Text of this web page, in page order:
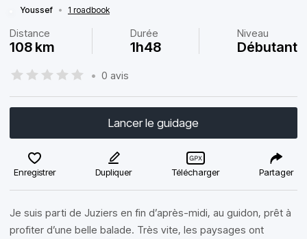
Youssef • 1 roadbook
Distance
108 km
Durée
1h48
Niveau
Débutant
• 0 avis
Lancer le guidage
Enregistrer Dupliquer Télécharger Partager
Je suis parti de Juziers en fin d’après-midi, au guidon, prêt à
profiter d’une belle balade. Très vite, les paysages ont